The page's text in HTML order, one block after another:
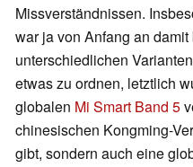
Missverständnissen.
war ja von Anfang an
unterschiedlichen
etwas zu ordnen, letztlich
globalen Mi Smart Band 5
chinesischen Kongming-
gibt, sondern auch eine